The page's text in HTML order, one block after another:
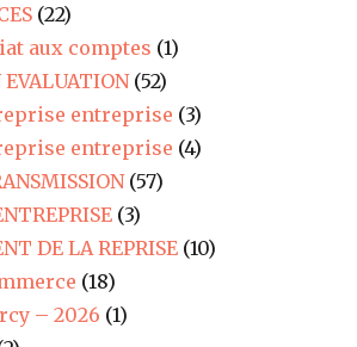
(22)
aux comptes (1)
EVALUATION(52)
entreprise (3)
entreprise (4)
(57)
(3)
DE LA REPRISE (10)
(18)
– 2026 (1)